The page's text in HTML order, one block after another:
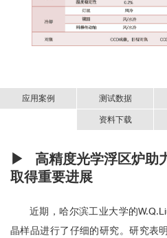
应用案例 测试数据
资料下载
▶ 高精度光学浮区炉助
取得重要进展
近期，哈尔滨工业大学的
晶样品进行了仔细的研究。研究表
Evidence of linear
crystal,Journal of Alloys and
Enhanced stability of floating-
wetting ability and fluidity for YBa2
国内合作用户，排名不分先后
武汉大学
高精度光学浮区法单晶炉-中文资料
单晶生长利器：高质